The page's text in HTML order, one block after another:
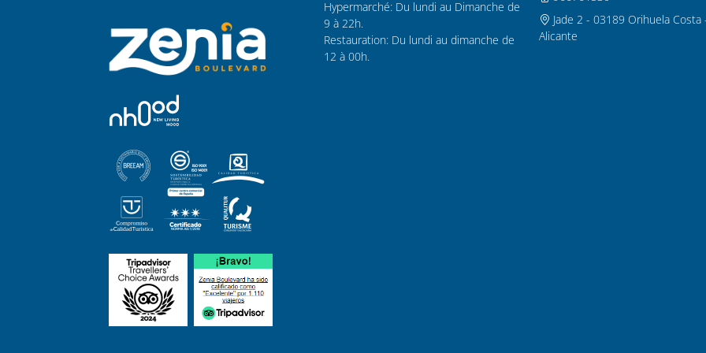
Hypermarché: Du lundi au Dimanche de
9 à 22h.
Restauration: Du lundi au dimanche de
12 à 00h.
Jade 2 - 03189 Orihuela Costa
Alicante